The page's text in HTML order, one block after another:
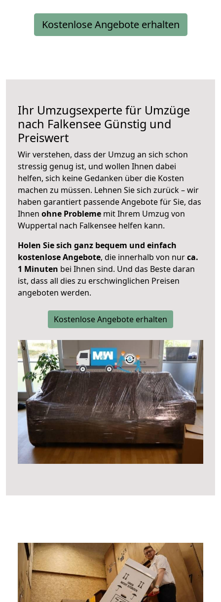
Kostenlose Angebote erhalten
Ihr Umzugsexperte für Umzüge
nach Falkensee Günstig und
Preiswert
Wir verstehen, dass der Umzug an sich schon
stressig genug ist, und wollen Ihnen dabei
helfen, sich keine Gedanken über die Kosten
machen zu müssen. Lehnen Sie sich zurück – wir
haben garantiert passende Angebote für Sie, das
Ihnen ohne Probleme mit Ihrem Umzug von
Wuppertal nach Falkensee helfen kann.
Holen Sie sich ganz bequem und einfach
kostenlose Angebote, die innerhalb von nurca.
1 Minuten bei Ihnen sind. Und das Beste daran
ist, dass all dies zu erschwinglichen Preisen
angeboten werden.
Kostenlose Angebote erhalten